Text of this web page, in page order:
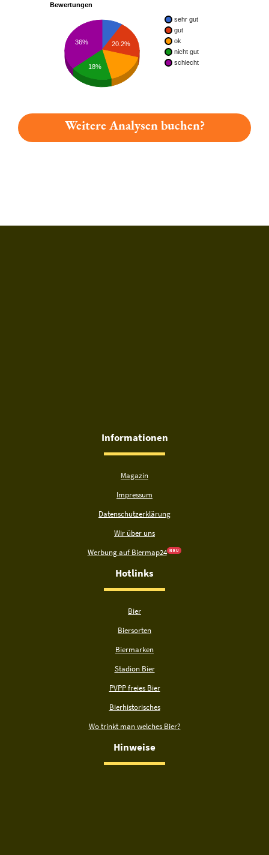
Bewertungen
sehr gut
gut
ok
nicht gut
schlecht
20.2%
36%
18%
Weitere Analysen buchen?
Informationen
Magazin
Impressum
Datenschutzerklärung
Wir über uns
Werbung auf Biermap24 N E U
Hotlinks
Bier
Biersorten
Biermarken
Stadion Bier
PVPP freies Bier
Bierhistorisches
Wo trinkt man welches Bier?
Hinweise